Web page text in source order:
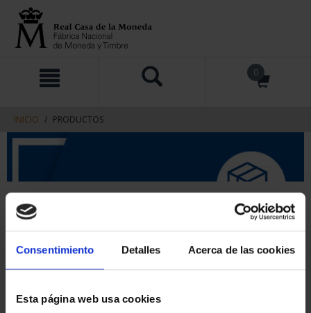
Consentimiento Detalles Acerca de las cookies
Esta página web usa cookies
contenido
navegacin
0
INICIO PRODUCTOS